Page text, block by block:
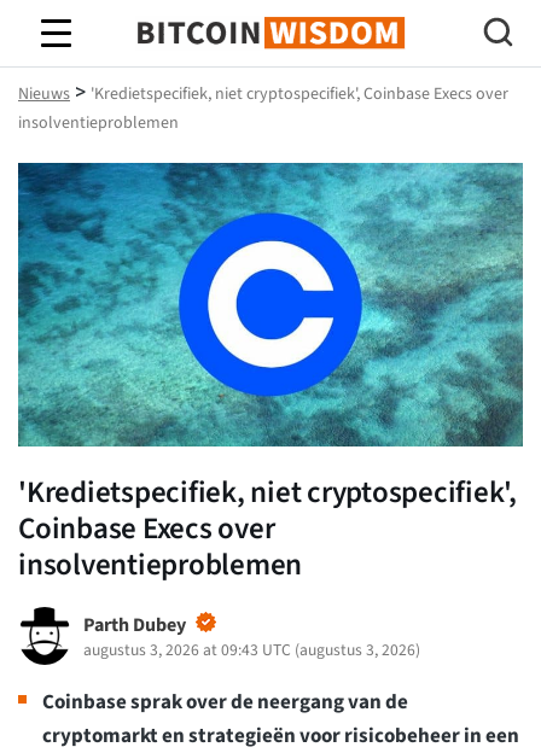
Bitcoin-wijsheid
Nieuws > 'Kredietspecifiek, niet cryptospecifiek', Coinbase Execs over
insolventieproblemen
'Kredietspecifiek, niet cryptospecifiek',
Coinbase Execs over
insolventieproblemen
Parth Dubey
augustus 3, 2026 at 09:43 UTC (augustus 3, 2026)
Coinbase sprak over de neergang van de
cryptomarkt en strategieën voor risicobeheer in een